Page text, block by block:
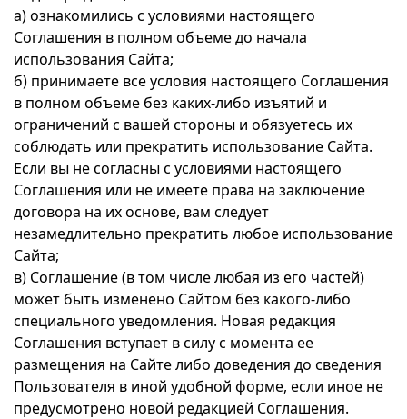
а) ознакомились с условиями настоящего
Соглашения в полном объеме до начала
использования Сайта;
б) принимаете все условия настоящего Соглашения
в полном объеме без каких-либо изъятий и
ограничений с вашей стороны и обязуетесь их
соблюдать или прекратить использование Сайта.
Если вы не согласны с условиями настоящего
Соглашения или не имеете права на заключение
договора на их основе, вам следует
незамедлительно прекратить любое использование
Сайта;
в) Соглашение (в том числе любая из его частей)
может быть изменено Сайтом без какого-либо
специального уведомления. Новая редакция
Соглашения вступает в силу с момента ее
размещения на Сайте либо доведения до сведения
Пользователя в иной удобной форме, если иное не
предусмотрено новой редакцией Соглашения.